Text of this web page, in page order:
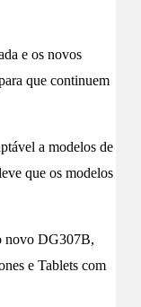
e os novos
que continuem
a modelos de
que os modelos
novo DG307B,
e Tablets com